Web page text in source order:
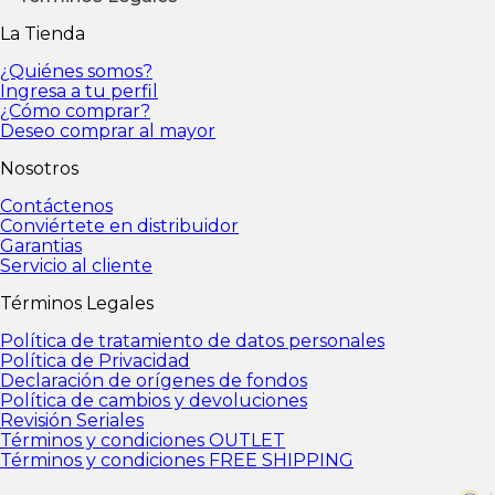
fondos
Política de cambios y devoluciones
La Tienda
¿Quiénes somos?
Ingresa a tu perfil
¿Cómo comprar?
Deseo comprar al mayor
Nosotros
Contáctenos
Conviértete en distribuidor
Garantias
Servicio al cliente
Términos Legales
Política de tratamiento de datos personales
Política de Privacidad
Declaración de orígenes de fondos
Política de cambios y devoluciones
Revisión Seriales
Términos y condiciones OUTLET
Términos y condiciones FREE SHIPPING